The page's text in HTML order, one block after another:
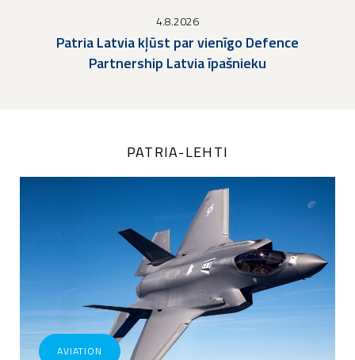
4.8.2026
Patria Latvia kļūst par vienīgo Defence
Partnership Latvia īpašnieku
PATRIA-LEHTI
AVIATION